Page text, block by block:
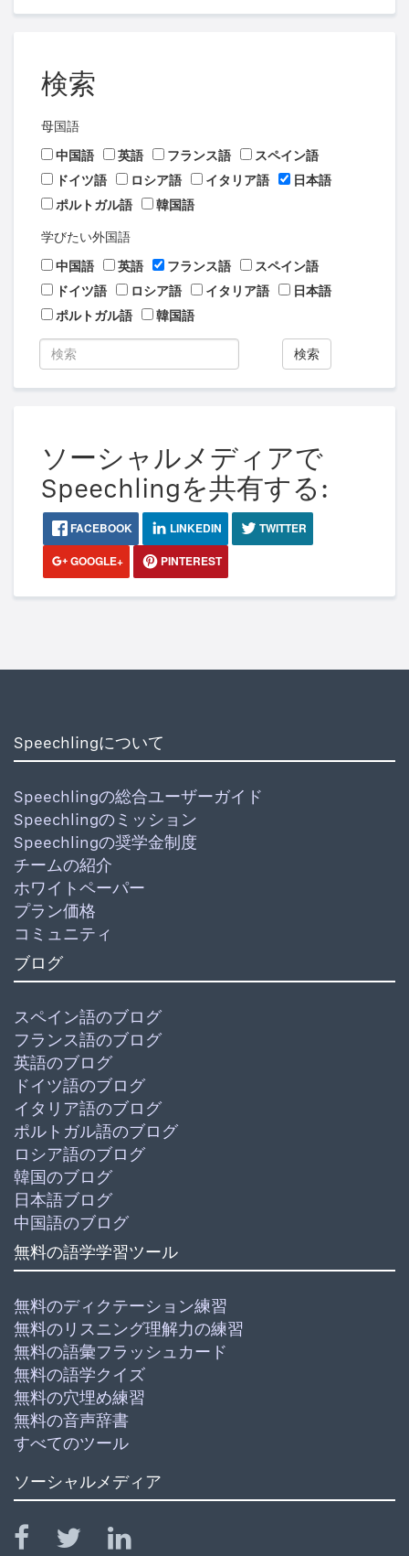
検索
母国語
中国語
英語 フランス語
スペイン語
ドイツ語
ロシア語 イタリア語
日本語
ポルトガル語
韓国語
学びたい外国語
中国語
英語 フランス語
スペイン語
ドイツ語
ロシア語 イタリア語
日本語
ポルトガル語
韓国語
検索
ソーシャルメディアで
Speechlingを共有する:
FACEBOOK LINKEDIN
TWITTER
GOOGLE+
PINTEREST
Speechlingについて
Speechlingの総合ユーザーガイド
Speechlingのミッション
Speechlingの奨学金制度
チームの紹介
ホワイトペーパー
プラン価格
コミュニティ
ブログ
スペイン語のブログ
フランス語のブログ
英語のブログ
ドイツ語のブログ
イタリア語のブログ
ポルトガル語のブログ
ロシア語のブログ
韓国のブログ
日本語ブログ
中国語のブログ
無料の語学学習ツール
無料のディクテーション練習
無料のリスニング理解力の練習
無料の語彙フラッシュカード
無料の語学クイズ
無料の穴埋め練習
無料の音声辞書
すべてのツール
ソーシャルメディア